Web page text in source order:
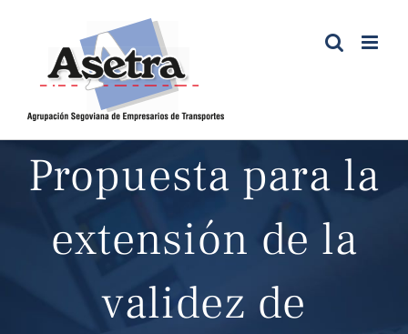
contenido
Propuesta para la
extensión de la
validez de